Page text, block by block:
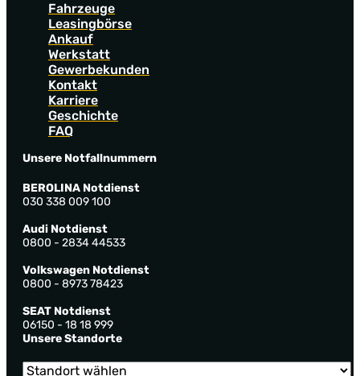
Fahrzeuge
Leasingbörse
Ankauf
Werkstatt
Gewerbekunden
Kontakt
Karriere
Geschichte
FAQ
Unsere Notfallnummern
BEROLINA Notdienst
030 338 009 100
Audi Notdienst
0800 - 2834 44533
Volkswagen Notdienst
0800 - 8973 78423
SEAT Notdienst
06150 - 18 18 999
Unsere Standorte